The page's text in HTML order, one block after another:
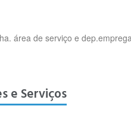
área de serviço e
e Serviços